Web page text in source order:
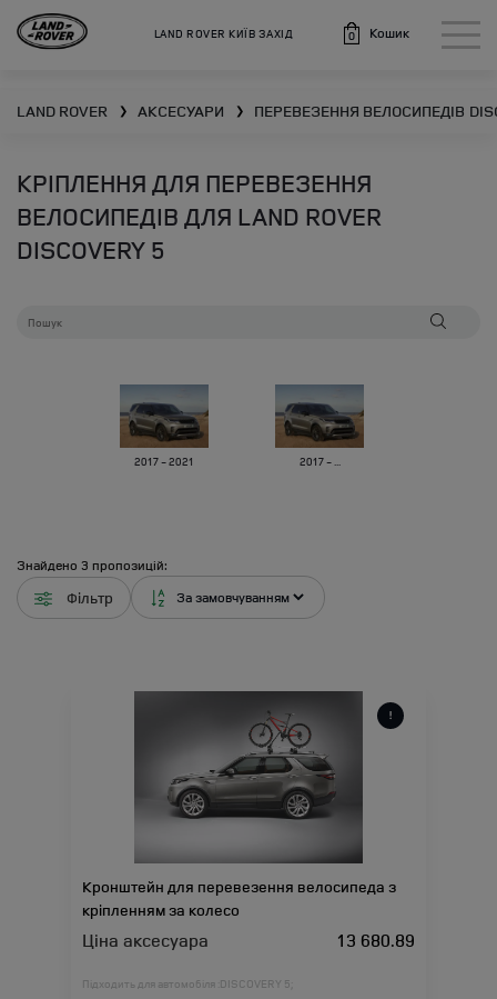
LAND ROVER КИЇВ ЗАХІД 0 Кошик
LAND ROVER ❯ АКСЕСУАРИ ❯ ПЕРЕВЕЗЕННЯ ВЕЛОСИПЕДІВ
КРІПЛЕННЯ ДЛЯ ПЕРЕВЕЗЕННЯ
ВЕЛОСИПЕДІВ ДЛЯ LAND ROVER
DISCOVERY 5
2017 - 2021 2017 - ...
Знайдено 3 пропозицій:
Фільтр
Кронштейн для перевезення велосипеда з
кріпленням за колесо
Ціна аксесуара 13 680.89
Підходить для автомобіля : DISCOVERY 5;